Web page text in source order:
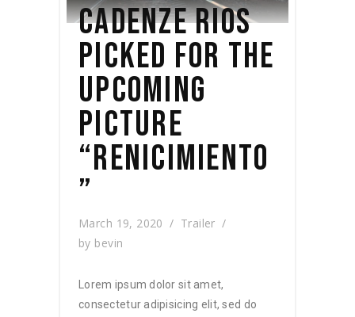
CADENZE RIOS
PICKED FOR THE
UPCOMING
PICTURE
“RENICIMIENTO
”
March 19, 2020
Trailer
by bevin
Lorem ipsum dolor sit amet,
consectetur adipisicing elit, sed do